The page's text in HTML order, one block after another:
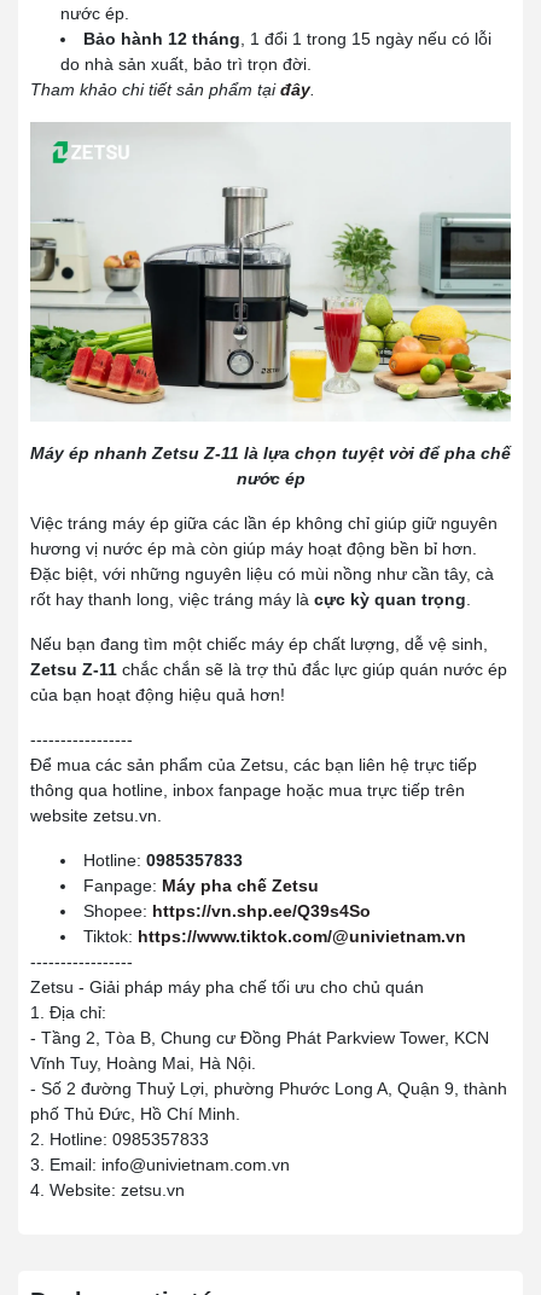
nước ép.
Bảo hành 12 tháng , 1 đổi 1 trong 15 ngày nếu có lỗi
do nhà sản xuất, bảo trì trọn đời.
Tham khảo chi tiết sản phẩm tạiđây
Máy ép nhanh Zetsu Z-11 là lựa chọn tuyệt vời để pha chế
nước ép
Việc tráng máy ép giữa các lần ép không chỉ giúp giữ nguyên
hương vị nước ép mà còn giúp máy hoạt động bền bỉ hơn.
Đặc biệt, với những nguyên liệu có mùi nồng như cần tây, cà
rốt hay thanh long, việc tráng máy là cực kỳ quan trọng.
Nếu bạn đang tìm một chiếc máy ép chất lượng, dễ vệ sinh,
Zetsu Z-11 chắc chắn sẽ là trợ thủ đắc lực giúp quán nước ép
của bạn hoạt động hiệu quả hơn!
-----------------
Để mua các sản phẩm của Zetsu, các bạn liên hệ trực tiếp
thông qua hotline, inbox fanpage hoặc mua trực tiếp trên
website zetsu.vn.
Hotline: 0985357833
Fanpage: Máy pha chế Zetsu
Shopee: https://vn.shp.ee/Q39s4So
Tiktok: https://www.tiktok.com/@univietnam.vn
-----------------
Zetsu - Giải pháp máy pha chế tối ưu cho chủ quán
1. Địa chỉ:
- Tầng 2, Tòa B, Chung cư Đồng Phát Parkview Tower, KCN
Vĩnh Tuy, Hoàng Mai, Hà Nội.
- Số 2 đường Thuỷ Lợi, phường Phước Long A, Quận 9, thành
phố Thủ Đức, Hồ Chí Minh.
2. Hotline: 0985357833
3. Email: info@univietnam.com.vn
4. Website: zetsu.vn